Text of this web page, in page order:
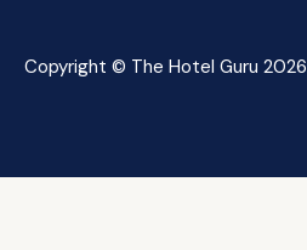
Copyright © The Hotel Guru 2026